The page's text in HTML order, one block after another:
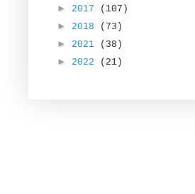
► 2017
(107)
► 2018
(73)
► 2021
(38)
► 2022 (21)